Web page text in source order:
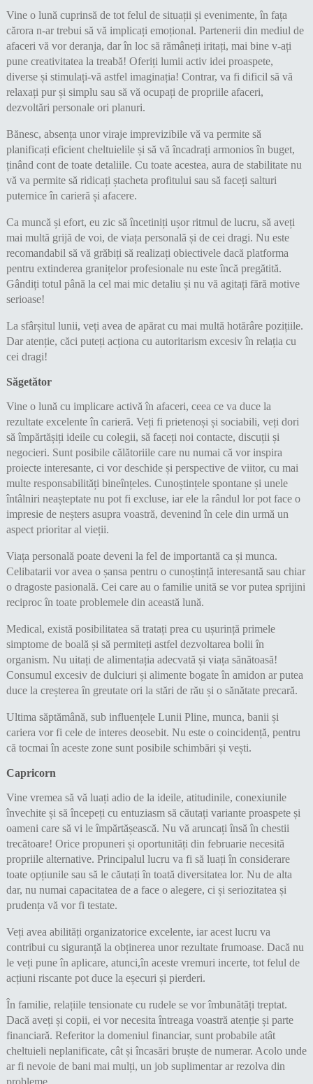
Vine o lună cuprinsă de tot felul de situații și evenimente, în fața
cărora n-ar trebui să vă implicați emoțional. Partenerii din mediul de
afaceri vă vor deranja, dar în loc să rămâneți iritați, mai bine v-ați
pune creativitatea la treabă! Oferiți lumii activ idei proaspete,
diverse și stimulați-vă astfel imaginația! Contrar, va fi dificil să vă
relaxați pur și simplu sau să vă ocupați de propriile afaceri,
dezvoltări personale ori planuri.
Bănesc, absența unor viraje imprevizibile vă va permite să
planificați eficient cheltuielile și să vă încadrați armonios în buget,
ținând cont de toate detaliile. Cu toate acestea, aura de stabilitate nu
vă va permite să ridicați ștacheta profitului sau să faceți salturi
puternice în carieră și afacere.
Ca muncă și efort, eu zic să încetiniți ușor ritmul de lucru, să aveți
mai multă grijă de voi, de viața personală și de cei dragi. Nu este
recomandabil să vă grăbiți să realizați obiectivele dacă platforma
pentru extinderea granițelor profesionale nu este încă pregătită.
Gândiți totul până la cel mai mic detaliu și nu vă agitați fără motive
serioase!
La sfârșitul lunii, veți avea de apărat cu mai multă hotărâre pozițiile.
Dar atenție, căci puteți acționa cu autoritarism excesiv în relația cu
cei dragi!
Săgetător
Vine o lună cu implicare activă în afaceri, ceea ce va duce la
rezultate excelente în carieră. Veți fi prietenoși și sociabili, veți dori
să împărtășiți ideile cu colegii, să faceți noi contacte, discuții și
negocieri. Sunt posibile călătoriile care nu numai că vor inspira
proiecte interesante, ci vor deschide și perspective de viitor, cu mai
multe responsabilități bineînțeles. Cunoștințele spontane și unele
întâlniri neașteptate nu pot fi excluse, iar ele la rândul lor pot face o
impresie de neșters asupra voastră, devenind în cele din urmă un
aspect prioritar al vieții.
Viața personală poate deveni la fel de importantă ca și munca.
Celibatarii vor avea o șansa pentru o cunoștință interesantă sau chiar
o dragoste pasională. Cei care au o familie unită se vor putea sprijini
reciproc în toate problemele din această lună.
Medical, există posibilitatea să tratați prea cu ușurință primele
simptome de boală și să permiteți astfel dezvoltarea bolii în
organism. Nu uitați de alimentația adecvată și viața sănătoasă!
Consumul excesiv de dulciuri și alimente bogate în amidon ar putea
duce la creșterea în greutate ori la stări de rău și o sănătate precară.
Ultima săptămână, sub influențele Lunii Pline, munca, banii și
cariera vor fi cele de interes deosebit. Nu este o coincidență, pentru
că tocmai în aceste zone sunt posibile schimbări și vești.
Capricorn
Vine vremea să vă luați adio de la ideile, atitudinile, conexiunile
învechite și să începeți cu entuziasm să căutați variante proaspete și
oameni care să vi le împărtășească. Nu vă aruncați însă în chestii
trecătoare! Orice propuneri și oportunități din februarie necesită
propriile alternative. Principalul lucru va fi să luați în considerare
toate opțiunile sau să le căutați în toată diversitatea lor. Nu de alta
dar, nu numai capacitatea de a face o alegere, ci și seriozitatea și
prudența vă vor fi testate.
Veți avea abilități organizatorice excelente, iar acest lucru va
contribui cu siguranță la obținerea unor rezultate frumoase. Dacă nu
le veți pune în aplicare, atunci,în aceste vremuri incerte, tot felul de
acțiuni riscante pot duce la eșecuri și pierderi.
În familie, relațiile tensionate cu rudele se vor îmbunătăți treptat.
Dacă aveți și copii, ei vor necesita întreaga voastră atenție și parte
financiară. Referitor la domeniul financiar, sunt probabile atât
cheltuieli neplanificate, cât și încasări bruște de numerar. Acolo unde
ar fi nevoie de bani mai mulți, un job suplimentar ar rezolva din
probleme.